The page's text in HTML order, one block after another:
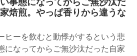
事態になってからご無沙汰だ
焙煎。やっぱ香りから違うな
ヒーを飲むと動悸がするという悲
になってからご無沙汰だった自家